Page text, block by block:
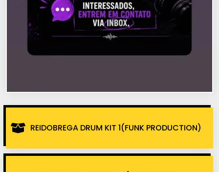
REIDOBREGA DRUM KIT 1(FUNK PRODUCTION)